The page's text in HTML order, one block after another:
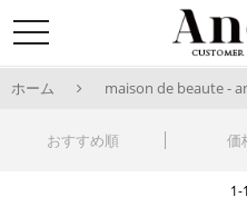
toggle
navigation
ホーム maison de beaute -
おすすめ順 価
1-